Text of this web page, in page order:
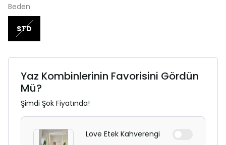
Beden
STD
Yaz Kombinlerinin Favorisini Gördün
Mü?
Şimdi Şok Fiyatında!
Love Etek Kahverengi